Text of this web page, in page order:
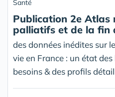
Santé
Publication 2e Atlas
palliatifs et de la fin
des données inédites sur
vie en France : un état
besoins & des profils